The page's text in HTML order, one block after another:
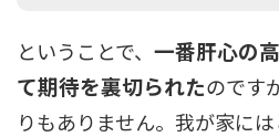
ということで、 一番肝心の
て期待を裏切られたのです
りもありません。我が家に